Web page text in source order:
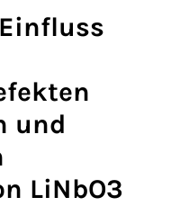
Einfluss
und
LiNbO3